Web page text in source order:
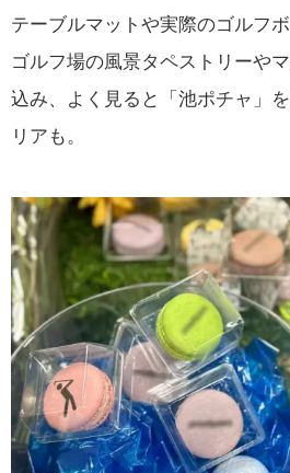
テーブルマットや実際のゴルフ
ゴルフ場の風景タペストリーや
込み、よく見ると「池ポチャ」
リアも。